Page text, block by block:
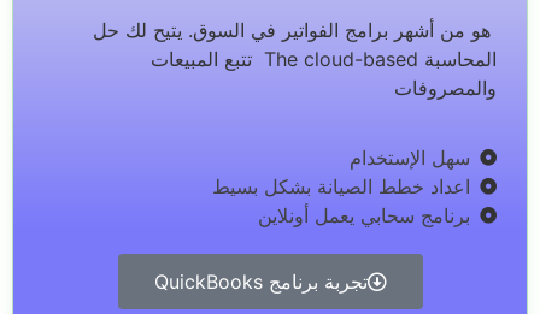
هو من أشهر برامج الفواتير في السوق. يتيح لك حل
المحاسبة The cloud-based تتبع المبيعات
والمصروفات
سهل الإستخدام
اعداد خطط الصيانة بشكل بسيط
برنامج سحابي يعمل أونلاين
تجربة برنامج QuickBooks